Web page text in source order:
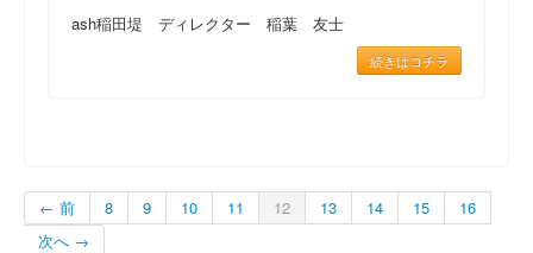
ash稲田堤 ディレクター 稲葉 友士
続きはコチラ
← 前 8 9 10 11 12 13 14 15
16
次へ →